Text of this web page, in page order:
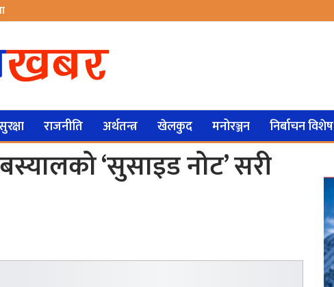
राजनीति अर्थतन्त्र खेलकुद मनोरञ्जन निर्बाचन विशेष
‘सुसाइड नोट’ सरी